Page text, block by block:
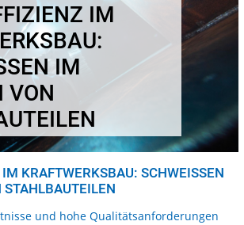
IM
IM I
S
KRAFTWERKSBAU: SCHWEISSEN I
und hohe Qualitätsanforderungen